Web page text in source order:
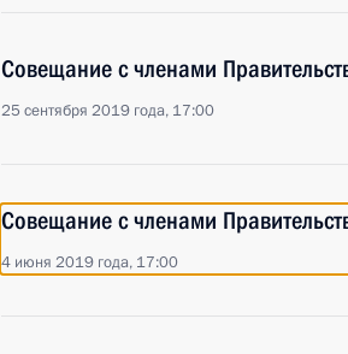
Совещание с членами
25 сентября 2019 года, 17:00
Совещание с членами
4 июня 2019 года, 17:00